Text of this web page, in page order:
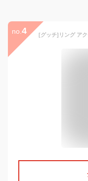
no. 4